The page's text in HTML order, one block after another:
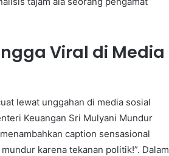
Viral di Media
lewat unggahan di media sosial
Keuangan Sri Mulyani Mundur
caption sensasional
karena tekanan politik!”. Dalam